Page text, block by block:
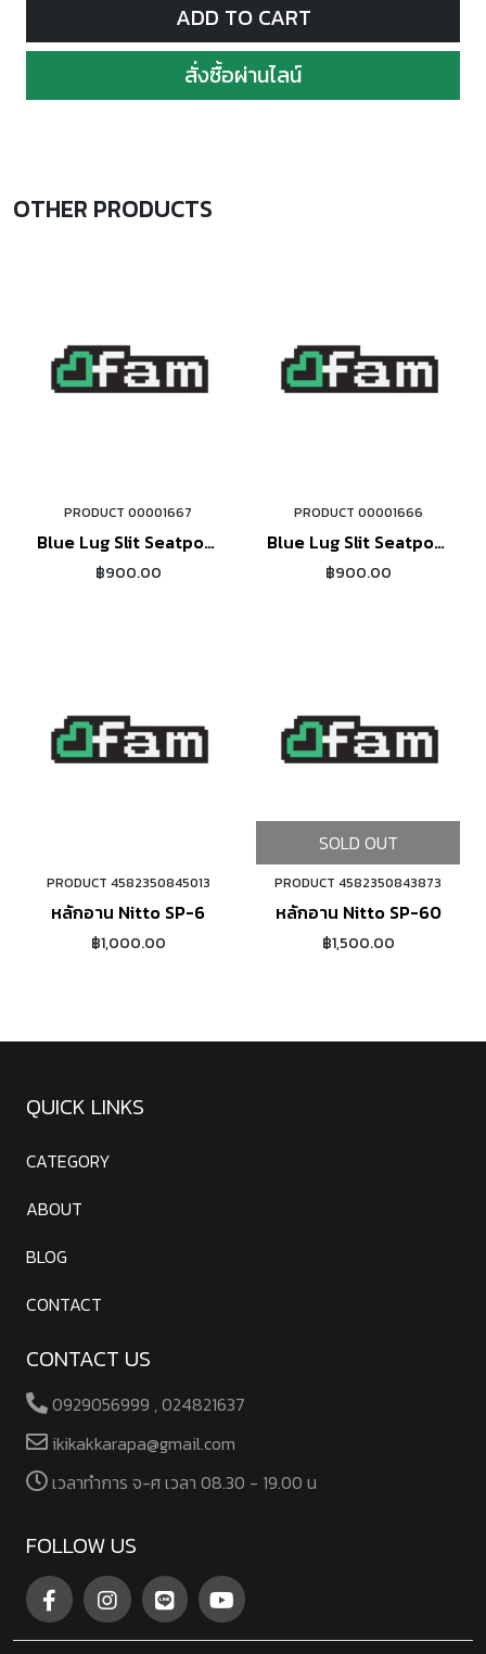
ADD TO CART
สั่งซื้อผ่านไลน์
OTHER PRODUCTS
ORDER NOW
PRODUCT 00001667
Blue Lug Slit Seatpost
(black)
฿900.00
ORDER NOW
PRODUCT 00001666
Blue Lug Slit Seatpost
(silver)
฿900.00
ORDER NOW
PRODUCT 4582350845013
หลักอาน Nitto SP-6
฿1,000.00
SOLD OUT
PRODUCT 4582350843873
หลักอาน Nitto SP-60
฿1,500.00
QUICK LINKS
CATEGORY
ABOUT
BLOG
CONTACT
CONTACT US
0929056999 , 024821637
ikikakkarapa@gmail.com
เวลาทําการ จ-ศ เวลา 08.30 - 19.00 น
FOLLOW US